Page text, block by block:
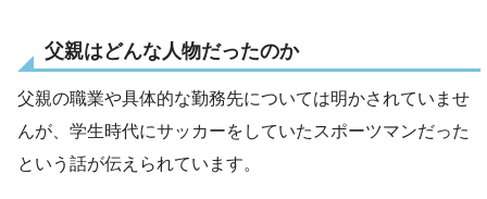
父親はどんな人物だったのか
父親の職業や具体的な勤務先については明かされていませ
んが、学生時代にサッカーをしていたスポーツマンだった
という話が伝えられています。